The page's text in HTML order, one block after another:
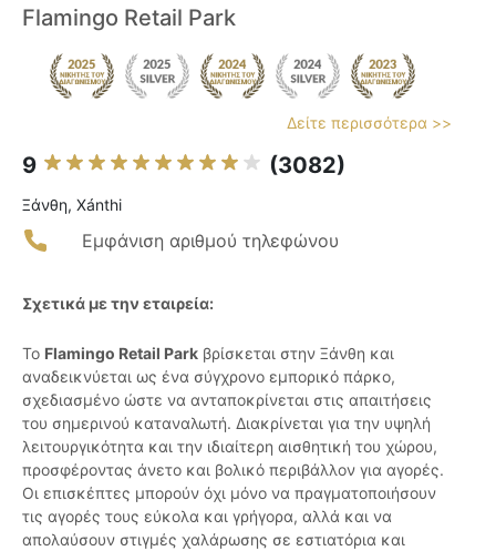
Flamingo Retail Park
Δείτε περισσότερα >>
9 (3082)
Ξάνθη, Xánthi
Εμφάνιση αριθμού τηλεφώνου
Σχετικά με την εταιρεία:
Το Flamingo Retail Park βρίσκεται στην Ξάνθη και
αναδεικνύεται ως ένα σύγχρονο εμπορικό πάρκο,
σχεδιασμένο ώστε να ανταποκρίνεται στις απαιτήσεις
του σημερινού καταναλωτή. Διακρίνεται για την υψηλή
λειτουργικότητα και την ιδιαίτερη αισθητική του χώρου,
προσφέροντας άνετο και βολικό περιβάλλον για αγορές.
Οι επισκέπτες μπορούν όχι μόνο να πραγματοποιήσουν
τις αγορές τους εύκολα και γρήγορα, αλλά και να
απολαύσουν στιγμές χαλάρωσης σε εστιατόρια και